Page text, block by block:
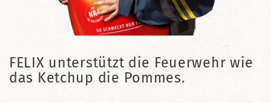
FELIX unterstützt die Feuerwehr wie
das Ketchup die Pommes.